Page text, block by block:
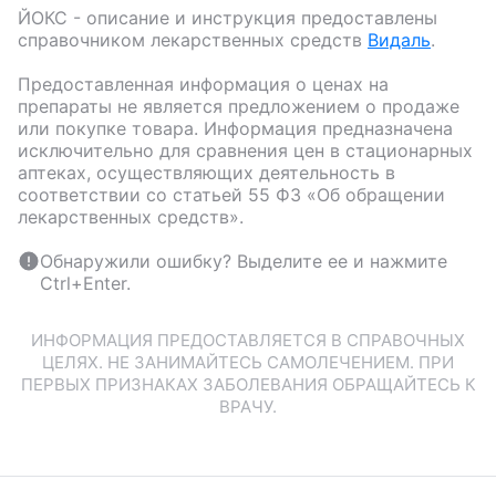
ЙОКС - описание и инструкция предоставлены
справочником лекарственных средств Видаль.
Предоставленная информация о ценах на
препараты не является предложением о продаже
или покупке товара. Информация предназначена
исключительно для сравнения цен в стационарных
аптеках, осуществляющих деятельность в
соответствии со статьей 55 ФЗ «Об обращении
лекарственных средств».
Обнаружили ошибку? Выделите ее и нажмите
Ctrl+Enter.
ИНФОРМАЦИЯ ПРЕДОСТАВЛЯЕТСЯ В СПРАВОЧНЫХ
ЦЕЛЯХ. НЕ ЗАНИМАЙТЕСЬ САМОЛЕЧЕНИЕМ. ПРИ
ПЕРВЫХ ПРИЗНАКАХ ЗАБОЛЕВАНИЯ ОБРАЩАЙТЕСЬ К
ВРАЧУ.